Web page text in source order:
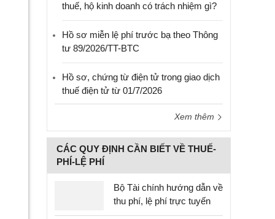
thuế, hộ kinh doanh có trách nhiệm gì?
Hồ sơ miễn lệ phí trước bạ theo Thông
tư 89/2026/TT-BTC
Hồ sơ, chứng từ điện tử trong giao dịch
thuế điện tử từ 01/7/2026
Xem thêm
CÁC QUY ĐỊNH CẦN BIẾT VỀ THUẾ-
PHÍ-LỆ PHÍ
Bộ Tài chính hướng dẫn về
thu phí, lệ phí trực tuyến